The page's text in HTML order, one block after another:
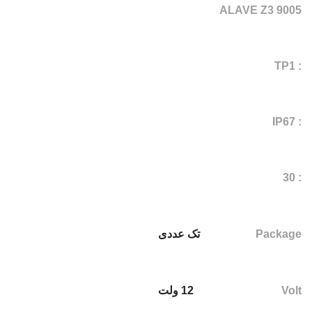
ALAVE Z3 9005
: TP1
: IP67
: 30
Package تک عددی
Volt 12 ولت